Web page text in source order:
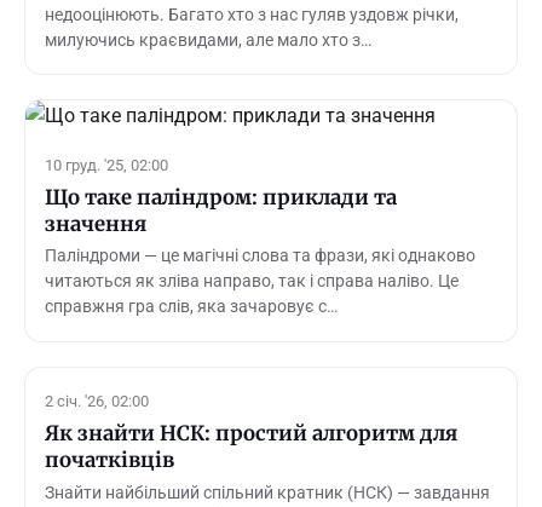
недооцінюють. Багато хто з нас гуляв уздовж річки,
милуючись краєвидами, але мало хто з…
10 груд. '25, 02:00
Що таке паліндром: приклади та
значення
Паліндроми — це магічні слова та фрази, які однаково
читаються як зліва направо, так і справа наліво. Це
справжня гра слів, яка зачаровує с…
2 січ. '26, 02:00
Як знайти НСК: простий алгоритм для
початківців
Знайти найбільший спільний кратник (НСК) — завдання